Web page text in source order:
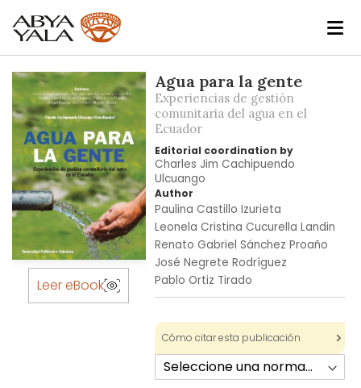
Skip
to
the
end
of
the
images
gallery
Skip
the
Leer eBook
Agua para la gente
Experiencias de gestión
comunitaria del agua en el
Ecuador
Editorial coordination by
Charles Jim Cachipuendo
Ulcuango
Author
Paulina Castillo Izurieta
Leonela Cristina Cucurella Landin
Renato Gabriel Sánchez Proaño
José Negrete Rodríguez
Pablo Ortiz Tirado
Cómo citar esta publicación